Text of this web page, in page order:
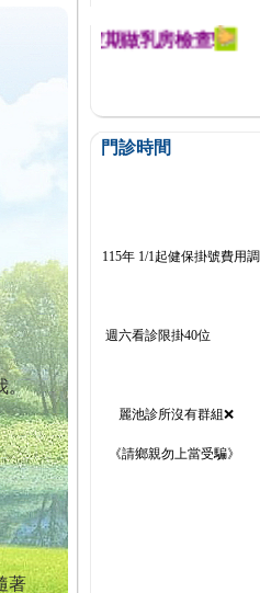
。
著
提醒您定期做乳房檢查!
門診時間
115年 1/1起健保掛號費用
週六看診限掛40位
麗池診所沒有群組❌
《請鄉親勿上當受騙》